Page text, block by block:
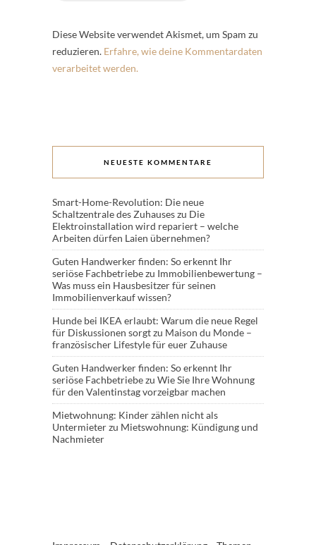
Diese Website verwendet Akismet, um Spam zu
reduzieren. Erfahre, wie deine Kommentardaten
verarbeitet werden.
NEUESTE KOMMENTARE
Smart-Home-Revolution: Die neue
Schaltzentrale des Zuhauseszu Die
Elektroinstallation wird repariert – welche
Arbeiten dürfen Laien übernehmen?
Guten Handwerker finden: So erkennt Ihr
seriöse Fachbetriebezu Immobilienbewertung –
Was muss ein Hausbesitzer für seinen
Immobilienverkauf wissen?
Hunde bei IKEA erlaubt: Warum die neue Regel
für Diskussionen sorgtzu Maison du Monde –
französischer Lifestyle für euer Zuhause
Guten Handwerker finden: So erkennt Ihr
seriöse Fachbetriebezu Wie Sie Ihre Wohnung
für den Valentinstag vorzeigbar machen
Mietwohnung: Kinder zählen nicht als
Untermieterzu Mietswohnung: Kündigung und
Nachmieter